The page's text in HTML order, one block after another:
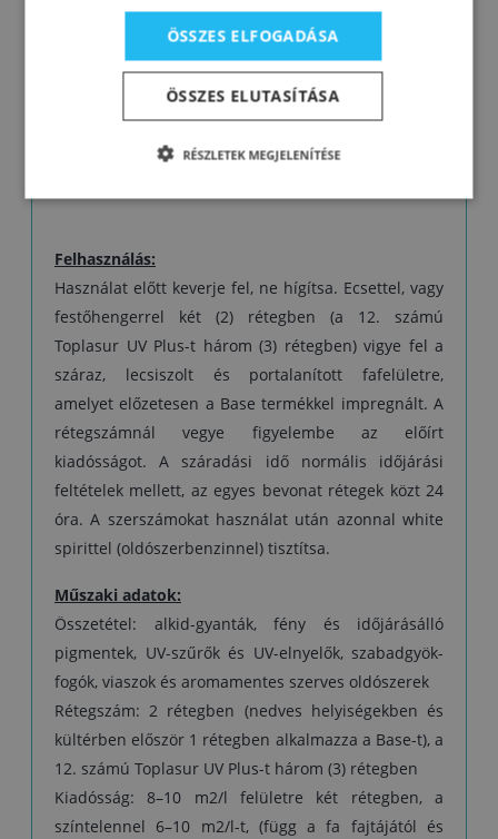
sötét színű lazúrokra, vagy a sötétebb
színárnyalatú fafajtákra, mivel a különleges UV-
Felhasználás:
Használat előtt keverje fel, ne hígítsa. Ecsettel, vagy
festőhengerrel két (2) rétegben (a 12. számú
Toplasur UV Plus-t három (3) rétegben) vigye fel a
száraz, lecsiszolt és portalanított fafelületre,
amelyet előzetesen a Base termékkel impregnált. A
rétegszámnál vegye figyelembe az előírt
kiadósságot. A száradási idő normális időjárási
feltételek mellett, az egyes bevonat rétegek közt 24
óra. A szerszámokat használat után azonnal white
spirittel (oldószerbenzinnel) tisztítsa.
Műszaki adatok:
Összetétel: alkid-gyanták, fény és időjárásálló
pigmentek, UV-szűrők és UV-elnyelők, szabadgyök-
fogók, viaszok és aromamentes szerves oldószerek
Rétegszám: 2 rétegben (nedves helyiségekben és
kültérben először 1 rétegben alkalmazza a Base-t), a
12. számú Toplasur UV Plus-t három (3) rétegben
Kiadósság: 8–10 m2/l felületre két rétegben, a
színtelennel 6–10 m2/l-t, (függ a fa fajtájától és
ÖSSZES ELFOGADÁSA
ÖSSZES ELUTASÍTÁSA
RÉSZLETEK MEGJELENÍTÉSE